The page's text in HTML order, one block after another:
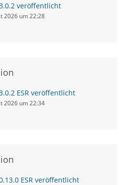
veröffentlicht
2026 um 22:28
ESR veröffentlicht
2026 um 22:34
ESR veröffentlicht